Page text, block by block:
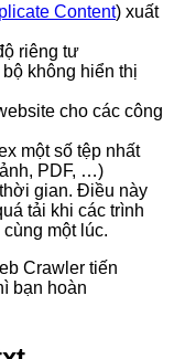
Content) xuất
riêng tư
không hiển thị
cho các công
một số tệp nhất
PDF, …)
gian. Điều này
tải khi các trình
một lúc.
Crawler tiến
bạn hoàn